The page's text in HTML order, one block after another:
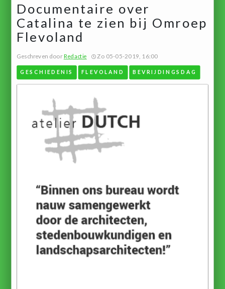
Documentaire over
Catalina te zien bij Omroep
Flevoland
Geschreven doorRedactie Zo 05-05-2019, 16:00
GESCHIEDENIS FLEVOLAND BEVRIJDINGSDAG